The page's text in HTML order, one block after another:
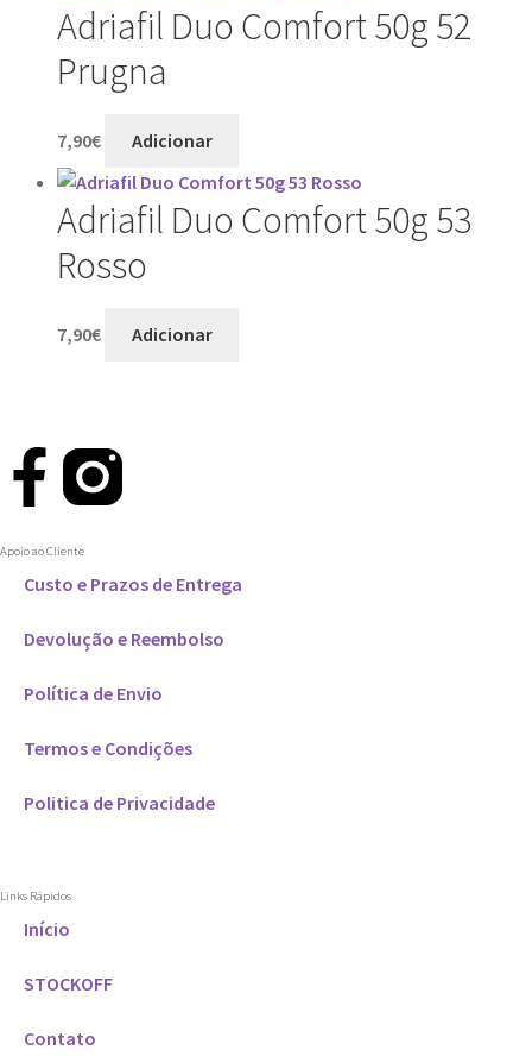
Adriafil Duo Comfort 50g 52
Prugna
7,90€ Adicionar
Adriafil Duo Comfort 50g 53
Rosso
7,90€ Adicionar
Apoio ao Cliente
Custo e Prazos de Entrega
Devolução e Reembolso
Política de Envio
Termos e Condições
Politica de Privacidade
Links Rápidos
Início
STOCKOFF
Contato